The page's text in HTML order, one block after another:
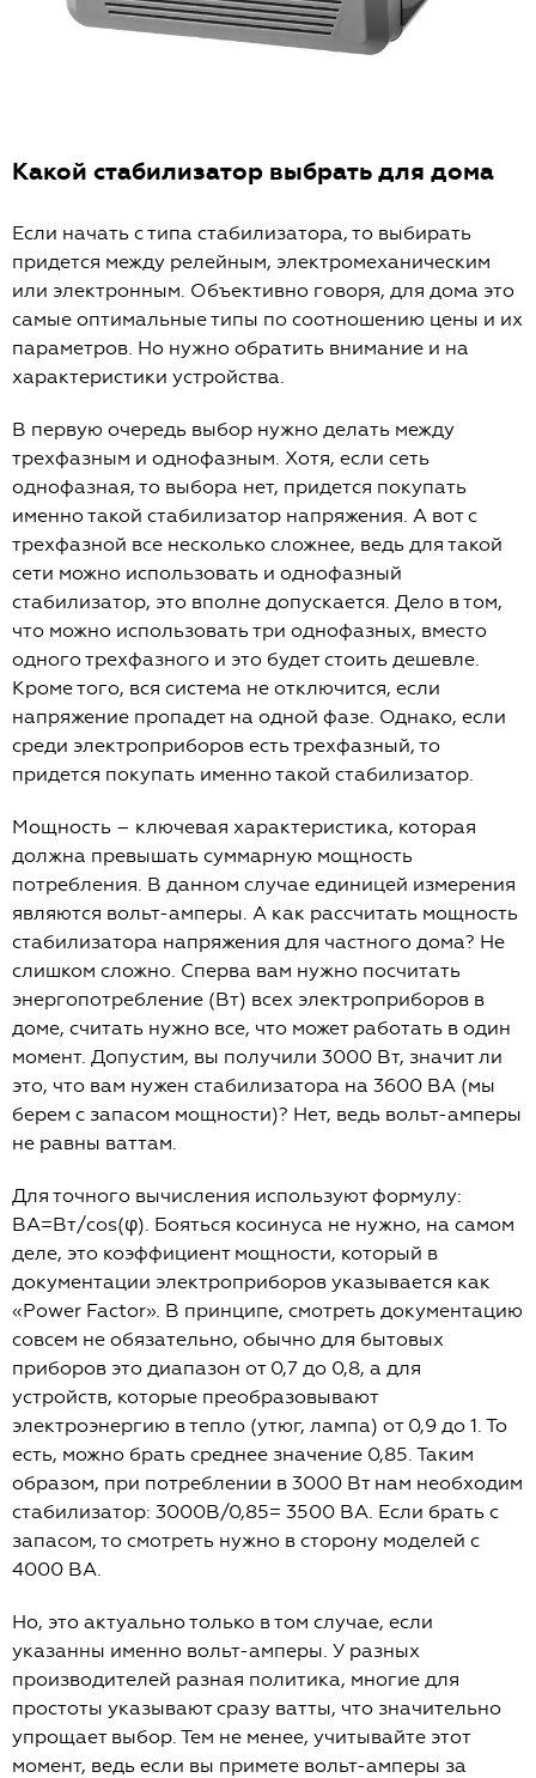
Какой стабилизатор выбрать для дома
Если начать с типа стабилизатора, то выбирать
придется между релейным, электромеханическим
или электронным. Объективно говоря, для дома это
самые оптимальные типы по соотношению цены и их
параметров. Но нужно обратить внимание и на
характеристики устройства.
В первую очередь выбор нужно делать между
трехфазным и однофазным. Хотя, если сеть
однофазная, то выбора нет, придется покупать
именно такой стабилизатор напряжения. А вот с
трехфазной все несколько сложнее, ведь для такой
сети можно использовать и однофазный
стабилизатор, это вполне допускается. Дело в том,
что можно использовать три однофазных, вместо
одного трехфазного и это будет стоить дешевле.
Кроме того, вся система не отключится, если
напряжение пропадет на одной фазе. Однако, если
среди электроприборов есть трехфазный, то
придется покупать именно такой стабилизатор.
Мощность – ключевая характеристика, которая
должна превышать суммарную мощность
потребления. В данном случае единицей измерения
являются вольт-амперы. А как рассчитать мощность
стабилизатора напряжения для частного дома? Не
слишком сложно. Сперва вам нужно посчитать
энергопотребление (Вт) всех электроприборов в
доме, считать нужно все, что может работать в один
момент. Допустим, вы получили 3000 Вт, значит ли
это, что вам нужен стабилизатора на 3600 ВА (мы
берем с запасом мощности)? Нет, ведь вольт-амперы
не равны ваттам.
Для точного вычисления используют формулу:
ВА=Вт/cos(φ). Бояться косинуса не нужно, на самом
деле, это коэффициент мощности, который в
документации электроприборов указывается как
«Power Factor». В принципе, смотреть документацию
совсем не обязательно, обычно для бытовых
приборов это диапазон от 0,7 до 0,8, а для
устройств, которые преобразовывают
электроэнергию в тепло (утюг, лампа) от 0,9 до 1. То
есть, можно брать среднее значение 0,85. Таким
образом, при потреблении в 3000 Вт нам необходим
стабилизатор: 3000В/0,85= 3500 ВА. Если брать с
запасом, то смотреть нужно в сторону моделей с
4000 ВА.
Но, это актуально только в том случае, если
указанны именно вольт-амперы. У разных
производителей разная политика, многие для
простоты указывают сразу ватты, что значительно
упрощает выбор. Тем не менее, учитывайте этот
момент, ведь если вы примете вольт-амперы за